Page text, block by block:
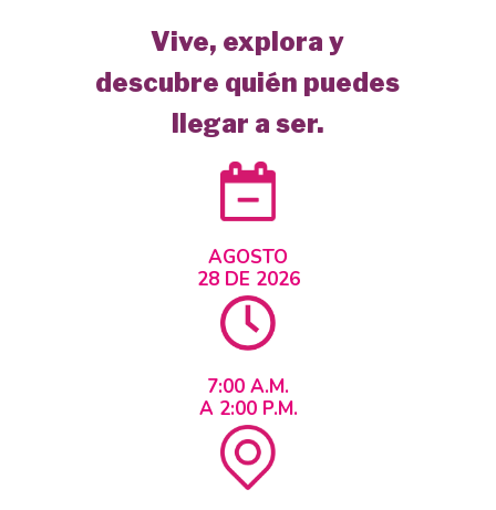
Vive, explora y
descubre quién puedes
llegar a ser.
AGOSTO
28 DE 2026
7:00 A.M.
A 2:00 P.M.